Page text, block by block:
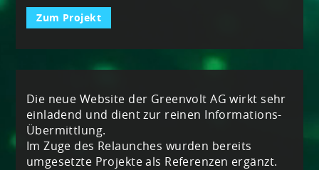
Zum Projekt
Die neue Website der Greenvolt AG wirkt sehr
einladend und dient zur reinen Informations-
Übermittlung.
Im Zuge des Relaunches wurden bereits
umgesetzte Projekte als Referenzen ergänzt.